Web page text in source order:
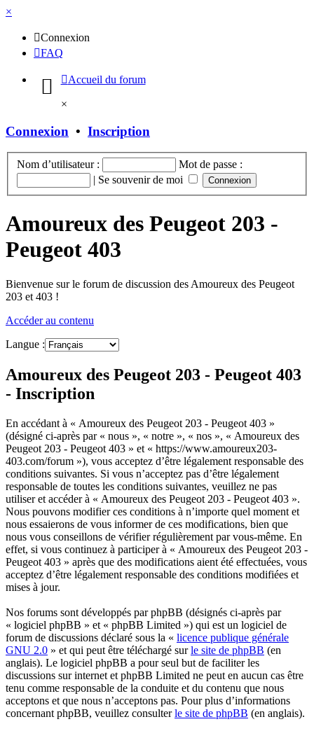
×
Connexion
FAQ
Accueil du forum
×
Connexion • Inscription
Nom d’utilisateur :
Mot de passe :
| Se souvenir de moi
Amoureux des Peugeot 203 -
Peugeot 403
Bienvenue sur le forum de discussion des Amoureux des Peugeot
203 et 403 !
Accéder au contenu
Langue :
Amoureux des Peugeot 203 - Peugeot 403
- Inscription
En accédant à « Amoureux des Peugeot 203 - Peugeot 403 »
(désigné ci-après par « nous », « notre », « nos », « Amoureux des
Peugeot 203 - Peugeot 403 » et « https://www.amoureux203-
403.com/forum »), vous acceptez d’être légalement responsable des
conditions suivantes. Si vous n’acceptez pas d’être légalement
responsable de toutes les conditions suivantes, veuillez ne pas
utiliser et accéder à « Amoureux des Peugeot 203 - Peugeot 403 ».
Nous pouvons modifier ces conditions à n’importe quel moment et
nous essaierons de vous informer de ces modifications, bien que
nous vous conseillons de vérifier régulièrement par vous-même. En
effet, si vous continuez à participer à « Amoureux des Peugeot 203 -
Peugeot 403 » après que des modifications aient été effectuées, vous
acceptez d’être légalement responsable des conditions modifiées et
mises à jour.
Nos forums sont développés par phpBB (désignés ci-après par
« logiciel phpBB » et « phpBB Limited ») qui est un logiciel de
forum de discussions déclaré sous la « licence publique générale
GNU 2.0 » et qui peut être téléchargé surle site de phpBB (en
anglais). Le logiciel phpBB a pour seul but de faciliter les
discussions sur internet et phpBB Limited ne peut en aucun cas être
tenu comme responsable de la conduite et du contenu que nous
acceptons et que nous n’acceptons pas. Pour plus d’informations
concernant phpBB, veuillez consulterle site de phpBB (en anglais).